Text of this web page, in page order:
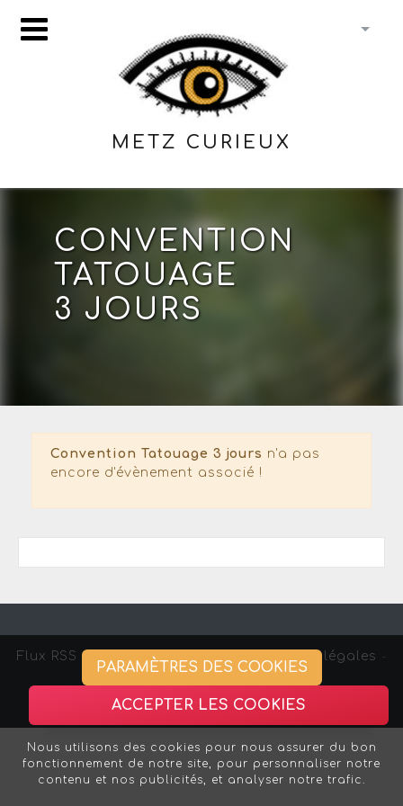
METZ CURIEUX
CONVENTION
TATOUAGE
3 JOURS
Convention Tatouage 3 jours n'a pas
encore d'évènement associé !
Flux RSS - Gestion des cookies - Mentions légales
Association Strasbourg Curieux
PARAMÈTRES DES COOKIES
ACCEPTER LES COOKIES
Nous utilisons des cookies pour nous assurer du bon
fonctionnement de notre site, pour personnaliser notre
contenu et nos publicités, et analyser notre trafic.